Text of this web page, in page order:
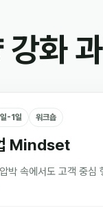
화
-1일 워크숍
Mindset
박 속에서도 고객 중심